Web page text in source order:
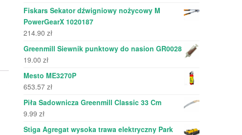
Fiskars Sekator dźwigniowy nożycowy M
PowerGearX 1020187
214.90 zł
Greenmill Siewnik punktowy do nasion GR0028
19.00 zł
Mesto ME3270P
653.57 zł
Piła Sadownicza Greenmill Classic 33 Cm
9.99 zł
Stiga Agregat wysoka trawa elektryczny Park